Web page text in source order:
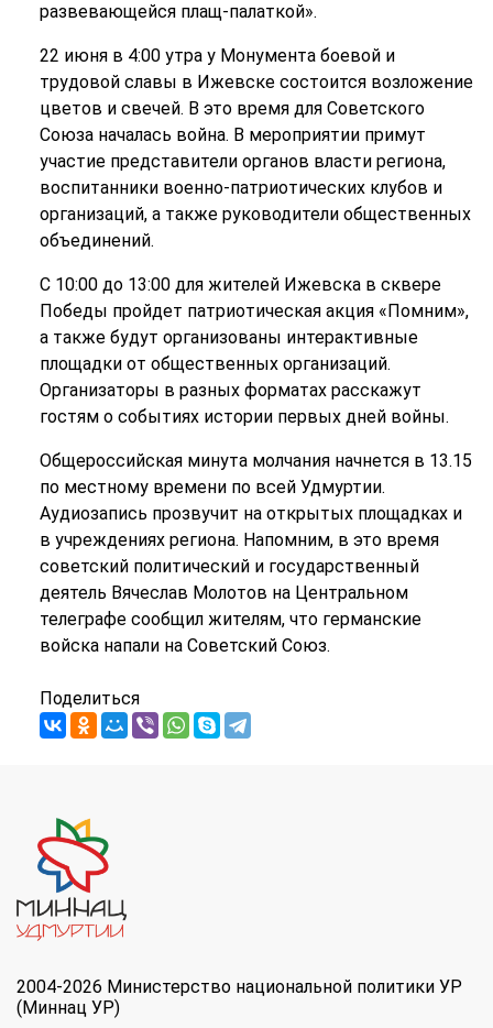
развевающейся плащ-палаткой».
22 июня в 4:00 утра у Монумента боевой и
трудовой славы в Ижевске состоится возложение
цветов и свечей. В это время для Советского
Союза началась война. В мероприятии примут
участие представители органов власти региона,
воспитанники военно-патриотических клубов и
организаций, а также руководители общественных
объединений.
С 10:00 до 13:00 для жителей Ижевска в сквере
Победы пройдет патриотическая акция «Помним»,
а также будут организованы интерактивные
площадки от общественных организаций.
Организаторы в разных форматах расскажут
гостям о событиях истории первых дней войны.
Общероссийская минута молчания начнется в 13.15
по местному времени по всей Удмуртии.
Аудиозапись прозвучит на открытых площадках и
в учреждениях региона. Напомним, в это время
советский политический и государственный
деятель Вячеслав Молотов на Центральном
телеграфе сообщил жителям, что германские
войска напали на Советский Союз.
Поделиться
2004-2026 Министерство национальной политики УР
(Миннац УР)